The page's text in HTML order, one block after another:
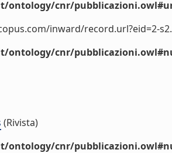
ontology/cnr/
inward/record.url?eid=2-
ontology/cnr/
(Rivista)
ontology/cnr/